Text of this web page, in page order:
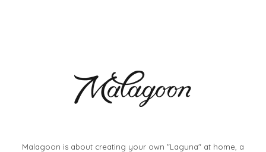
Malagoon is about creating your own "Laguna" at home, a